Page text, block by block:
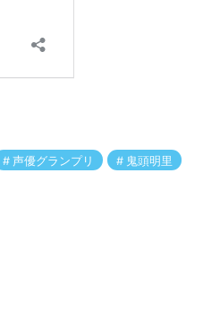
声優グランプリ 鬼頭明里